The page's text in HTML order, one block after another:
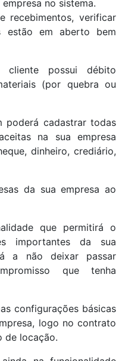
no sistema.
recebimentos, verificar
estão em aberto bem
cliente possui débito
(por quebra ou
poderá cadastrar todas
na sua empresa
dinheiro, crediário,
da sua empresa ao
que permitirá o
importantes da sua
a não deixar passar
que tenha
configurações básicas
logo no contrato
de locação.